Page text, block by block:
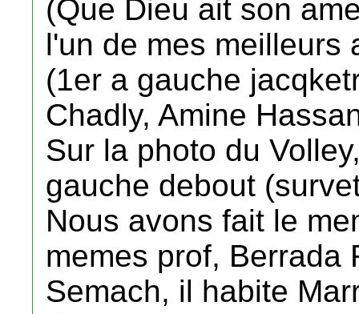
(Que Dieu ait son
l'un de mes meilleurs
(1er a gauche
Chadly, Amine
Sur la photo du
gauche debout
Nous avons fait le
memes prof, Berrada
Semach, il habite